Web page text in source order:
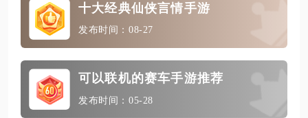
十大经典仙侠言情手游
发布时间：08-27
可以联机的赛车手游推荐
发布时间：05-28